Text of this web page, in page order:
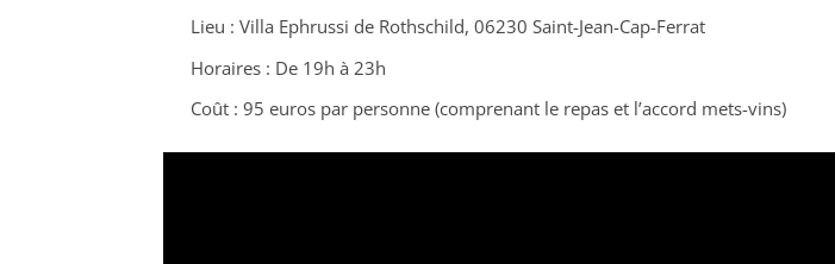
Lieu : Villa Ephrussi de Rothschild, 06230 Saint-Jean-Cap-Ferrat
Horaires : De 19h à 23h
Coût : 95 euros par personne (comprenant le repas et l’accord mets-vins)